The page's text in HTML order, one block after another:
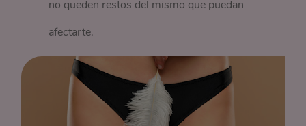
no queden restos del mismo que puedan
afectarte.